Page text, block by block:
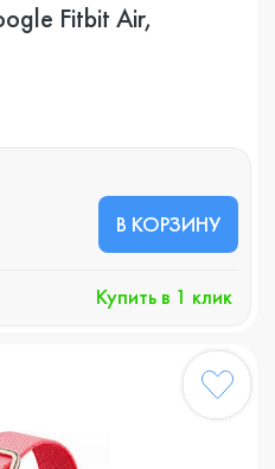
Fitbit Air,
В КОРЗИНУ
Купить в 1 клик